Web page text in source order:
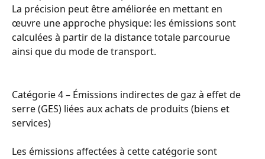
La précision peut être améliorée en mettant en
œuvre une approche physique: les émissions sont
calculées à partir de la distance totale parcourue
ainsi que du mode de transport.
Catégorie 4 – Émissions indirectes de gaz à effet de
serre (GES) liées aux achats de produits (biens et
services)
Les émissions affectées à cette catégorie sont